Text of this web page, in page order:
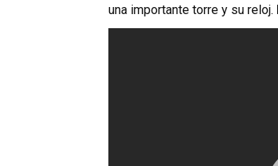
una importante torre y su reloj.